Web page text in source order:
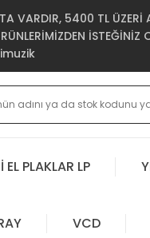
VARDIR, 5400 TL ÜZERİ
İSTEĞİNİZ
EL PLAKLAR LP
VCD